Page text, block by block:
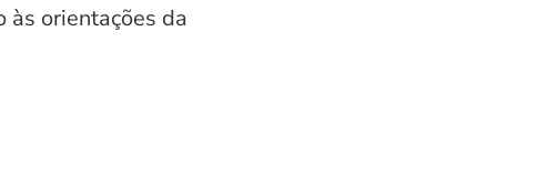
às orientações da